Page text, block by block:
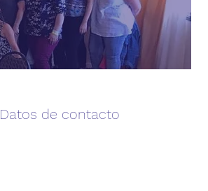
Datos de contacto